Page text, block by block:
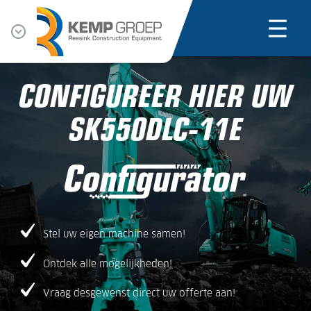
CONFIGUREER HIER UW
SK550DLC-11E
Stel uw eigen machine samen!
Ontdek alle mogelijkheden!
Vraag desgewenst direct uw offerte aan!